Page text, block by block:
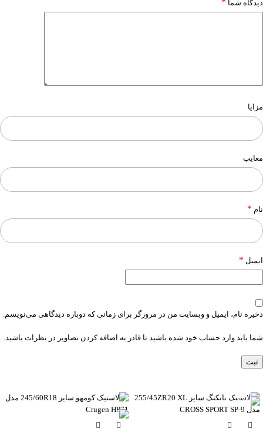
دیدگاه شما
مزایا
معایب
نام *
ایمیل *
ذخیره نام، ایمیل و وبسایت من در مرورگر برای زمانی که دوباره دیدگاهی می‌نویسم.
شما باید وارد حساب خود شده باشید تا قادر به اضافه کردن تصاویر در نظرات باشید.
-6%